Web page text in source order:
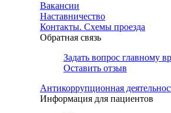
Вакансии
Наставничество
Контакты. Схемы проезда
Обратная связь
Задать вопрос главному
Оставить отзыв
Антикоррупционная
Информация для пациентов